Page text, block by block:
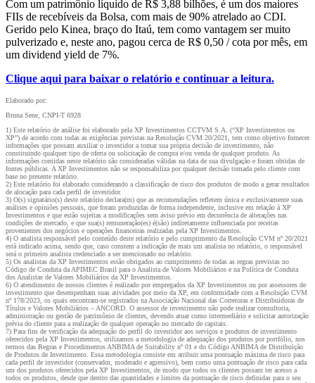
Com um patrimônio líquido de R$ 3,88 bilhões, é um dos maiores
FIIs de recebíveis da Bolsa, com mais de 90% atrelado ao CDI.
Gerido pelo Kinea, braço do Itaú, tem como vantagem ser muito
pulverizado e, neste ano, pagou cerca de R$ 0,50 / cota por mês, em
um dividend yield de 7%.
Clique aqui para baixar o relatório e continuar a leitura.
Elaborado por:
Bruna Sene, CNPI-T 6928
1) Este relatório de análise foi elaborado pela XP Investimentos CCTVM S.A. (“XP Investimentos ou
XP”) de acordo com todas as exigências previstas na Resolução CVM 20/2021, tem como objetivo fornecer
informações que possam auxiliar o investidor a tomar sua própria decisão de investimento, não
constituindo qualquer tipo de oferta ou solicitação de compra e/ou venda de qualquer produto. As
informações contidas neste relatório são consideradas válidas na data de sua divulgação e foram obtidas de
fontes públicas. A XP Investimentos não se responsabiliza por qualquer decisão tomada pelo cliente com
base no presente relatório.
2) Este relatório foi elaborado considerando a classificação de risco dos produtos de modo a gerar resultados
de alocação para cada perfil de investidor.
3) O(s) signatário(s) deste relatório declara(m) que as recomendações refletem única e exclusivamente suas
análises e opiniões pessoais, que foram produzidas de forma independente, inclusive em relação à XP
Investimentos e que estão sujeitas a modificações sem aviso prévio em decorrência de alterações nas
condições de mercado, e que sua(s) remuneração(es) é(são) indiretamente influenciada por receitas
provenientes dos negócios e operações financeiras realizadas pela XP Investimentos.
4) O analista responsável pelo conteúdo deste relatório e pelo cumprimento da Resolução CVM nº 20/2021
está indicado acima, sendo que, caso constem a indicação de mais um analista no relatório, o responsável
será o primeiro analista credenciado a ser mencionado no relatório.
5) Os analistas da XP Investimentos estão obrigados ao cumprimento de todas as regras previstas no
Código de Conduta da APIMEC Brasil para o Analista de Valores Mobiliários e na Política de Conduta
dos Analistas de Valores Mobiliários da XP Investimentos.
6) O atendimento de nossos clientes é realizado por empregados da XP Investimentos ou por assessores de
investimento que desempenham suas atividades por meio da XP, em conformidade com a Resolução CVM
nº 178/2023, os quais encontram-se registrados na Associação Nacional das Corretoras e Distribuidoras de
Títulos e Valores Mobiliários – ANCORD. O assessor de investimento não pode realizar consultoria,
administração ou gestão de patrimônio de clientes, devendo atuar como intermediário e solicitar autorização
prévia do cliente para a realização de qualquer operação no mercado de capitais.
7) Para fins de verificação da adequação do perfil do investidor aos serviços e produtos de investimento
oferecidos pela XP Investimentos, utilizamos a metodologia de adequação dos produtos por portfólio, nos
termos das Regras e Procedimentos ANBIMA de Suitability nº 01 e do Código ANBIMA de Distribuição
de Produtos de Investimento. Essa metodologia consiste em atribuir uma pontuação máxima de risco para
cada perfil de investidor (conservador, moderado e agressivo), bem como uma pontuação de risco para cada
um dos produtos oferecidos pela XP Investimentos, de modo que todos os clientes possam ter acesso a
todos os produtos, desde que dentro das quantidades e limites da pontuação de risco definidas para o seu